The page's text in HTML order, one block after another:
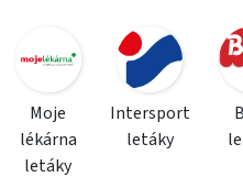
Moje
lékárna
letáky
Intersport
letáky